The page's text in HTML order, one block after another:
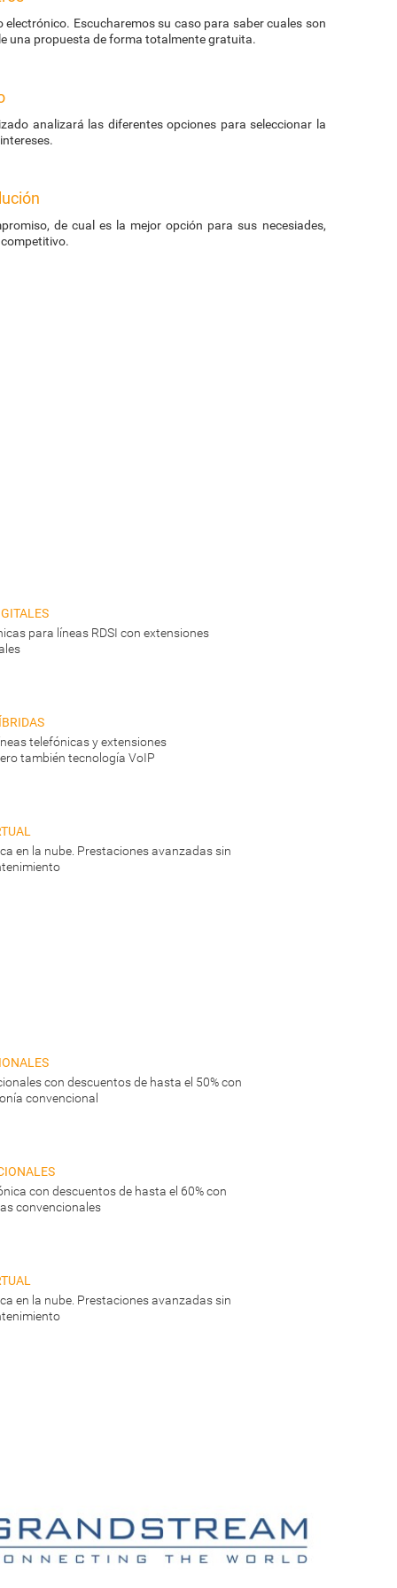
electrónico. Escucharemos su caso para saber cuales son
una propuesta de forma totalmente gratuita.
analizará las diferentes opciones para seleccionar la
de cual es la mejor opción para sus necesiades,
para líneas RDSI con extensiones
telefónicas y extensiones
también tecnología VoIP
en la nube. Prestaciones avanzadas sin
con descuentos de hasta el 50% con
convencional
con descuentos de hasta el 60% con
convencionales
en la nube. Prestaciones avanzadas sin